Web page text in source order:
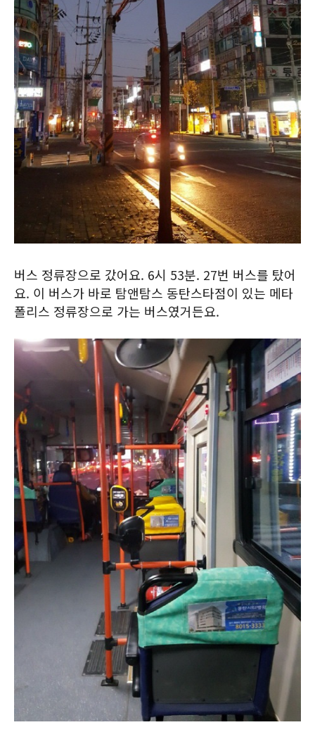
버스 정류장으로 갔어요. 6시 53분. 27번 버스를 탔어
요. 이 버스가 바로 탐앤탐스 동탄스타점이 있는 메타
폴리스 정류장으로 가는 버스였거든요.